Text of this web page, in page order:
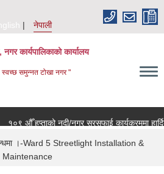
नेपाली
कार्यपालिकाको कार्यालय
समुन्‍नत टोखा नगर "
१०९ औँ हप्ताको नदी/नगर सरसफाई कार्यक्रममा
।-Ward 5 Streetlight Installation &
Maintenance